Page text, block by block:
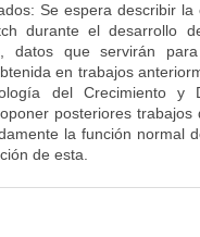
Se espera describir
durante el desarrollo
datos que servirán
en trabajos
del Crecimiento y
posteriores
la función normal
de esta.